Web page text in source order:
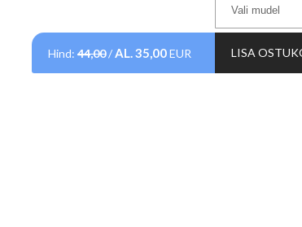
Hind: 44,00/AL.35,00EUR LISA